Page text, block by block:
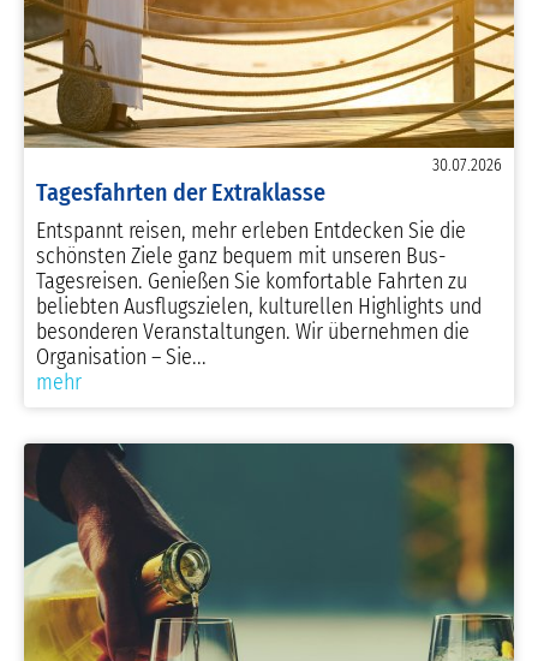
30.07.2026
Tagesfahrten der Extraklasse
Entspannt reisen, mehr erleben Entdecken Sie die
schönsten Ziele ganz bequem mit unseren Bus-
Tagesreisen. Genießen Sie komfortable Fahrten zu
beliebten Ausflugszielen, kulturellen Highlights und
besonderen Veranstaltungen. Wir übernehmen die
Organisation – Sie...
mehr